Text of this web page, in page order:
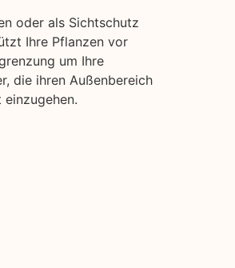
oder als Sichtschutz
Ihre Pflanzen vor
um Ihre
die ihren Außenbereich